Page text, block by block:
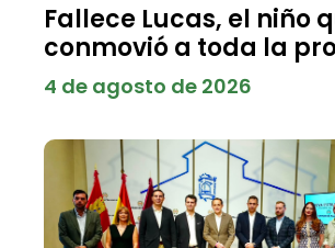
Fallece Lucas, el niño
conmovió a toda la
4 de agosto de 2026